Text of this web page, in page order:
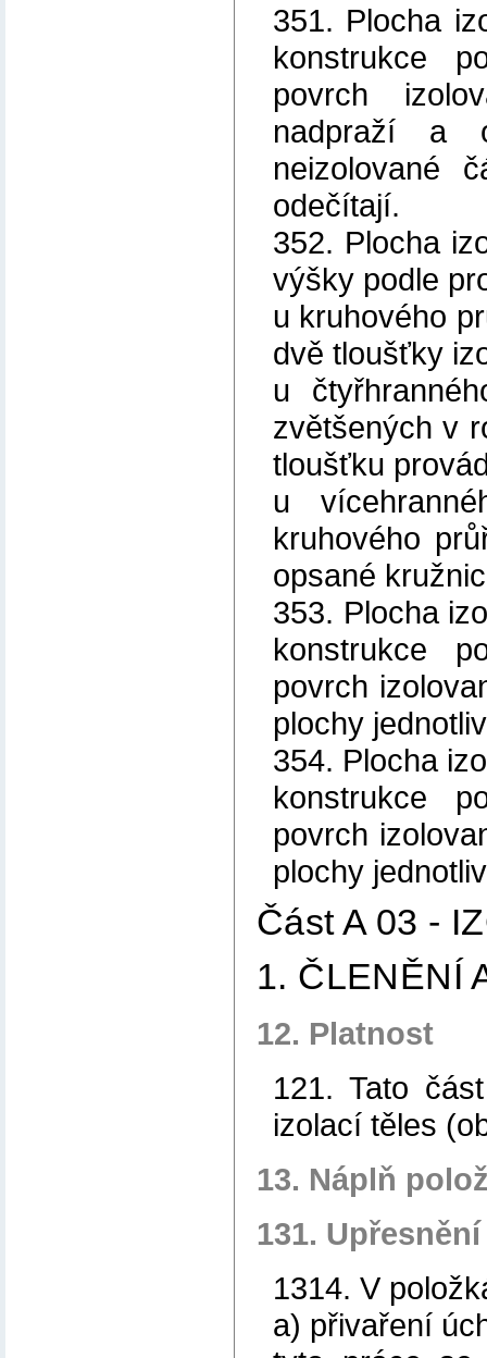
351. Plocha
konstrukce
povrch
nadpraží a
neizolované
odečítají.
352. Plocha
výšky podle
u kruhového
dvě tloušťky
u
zvětšených v
tloušťku
u
kruhového
opsané
353. Plocha
konstrukce
povrch
plochy
354. Plocha
konstrukce
povrch
plochy
Část A 03 -
1. ČLENĚNÍ
12. Platnost
121. Tato
izolací těles
13. Náplň
131.
1314. V
a) přivaření